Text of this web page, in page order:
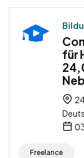
für
Freelance